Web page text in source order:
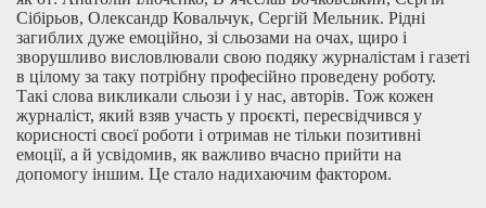
Сібірьов, Олександр Ковальчук, Сергій Мельник. Рідні
загиблих дуже емоційно, зі сльозами на очах, щиро і
зворушливо висловлювали свою подяку журналістам і газеті
в цілому за таку потрібну професійно проведену роботу.
Такі слова викликали сльози і у нас, авторів. Тож кожен
журналіст, який взяв участь у проєкті, пересвідчився у
корисності своєї роботи і отримав не тільки позитивні
емоції, а й усвідомив, як важливо вчасно прийти на
допомогу іншим. Це стало надихаючим фактором.